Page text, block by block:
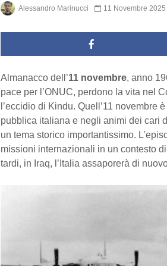
Alessandro Marinucci 11 Novembre 2025
Almanacco dell’11 novembre, anno
pace per l’ONUC, perdono la vita nel
l’eccidio di Kindu. Quell’11 novembre
pubblica italiana e negli animi dei cari
un tema storico importantissimo.
missioni internazionali in un contesto
tardi, in Iraq, l’Italia assaporerà di